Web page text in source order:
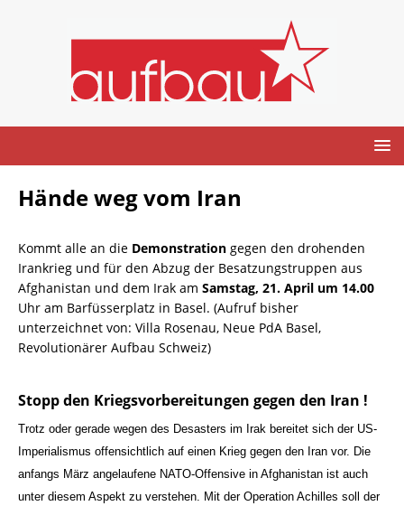
Hände weg vom Iran
Kommt alle an die Demonstration gegen den drohenden
Irankrieg und für den Abzug der Besatzungstruppen aus
Afghanistan und dem Irak am Samstag, 21. April um 14.00
Uhr am Barfüsserplatz in Basel. (Aufruf bisher
unterzeichnet von: Villa Rosenau, Neue PdA Basel,
Revolutionärer Aufbau Schweiz)
Stopp den Kriegsvorbereitungen gegen den Iran !
Trotz oder gerade wegen des Desasters im Irak bereitet sich der US-
Imperialismus offensichtlich auf einen Krieg gegen den Iran vor. Die
anfangs März angelaufene NATO-Offensive in Afghanistan ist auch
unter diesem Aspekt zu verstehen. Mit der Operation Achilles soll der